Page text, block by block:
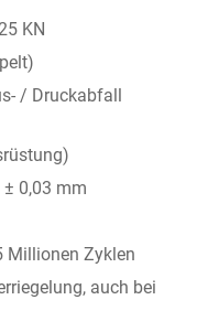
KN
/ Druckabfall
0,03 mm
Millionen Zyklen
auch bei